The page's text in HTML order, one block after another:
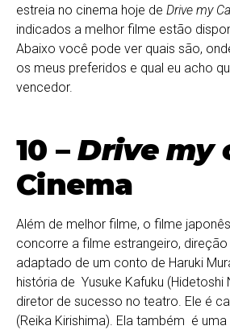
estreia no cinema hoje de Drive my
indicados a melhor filme estão
Abaixo você pode ver quais são,
os meus preferidos e qual eu acho
vencedor.
10 –Drive my
Cinema
Além de melhor filme, o filme
concorre a filme estrangeiro,
adaptado de um conto de Haruki
história de Yusuke Kafuku (Hidetoshi
diretor de sucesso no teatro. Ele é
(Reika Kirishima). Ela também é